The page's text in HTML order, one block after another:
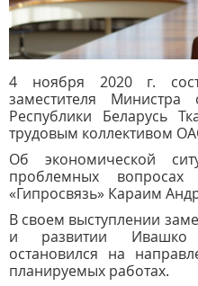
4 ноября 2020 г.
заместителя
Республики Беларусь
трудовым коллективом
Об экономической
проблемных
«Гипросвязь» Караим
В своем выступлении
и развитии Ивашко
остановился на
планируемых работах.